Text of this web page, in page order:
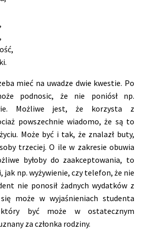
mieć na uwadze dwie kwestie. Po
podnosic, że nie poniósł np.
Możliwe jest, że korzysta z
powszechnie wiadomo, że są to
Może być i tak, że znalazł buty,
trzeciej. O ile w zakresie obuwia
byłoby do zaakceptowania, to
jak np. wyżywienie, czy telefon, że nie
nie ponosił żadnych wydatków z
może w wyjaśnieniach studenta
być może w ostatecznym
za członka rodziny.